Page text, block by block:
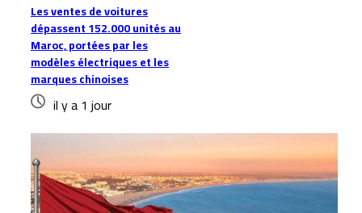
Les ventes de voitures
dépassent 152.000 unités au
Maroc, portées par les
modèles électriques et les
marques chinoises
il y a 1 jour